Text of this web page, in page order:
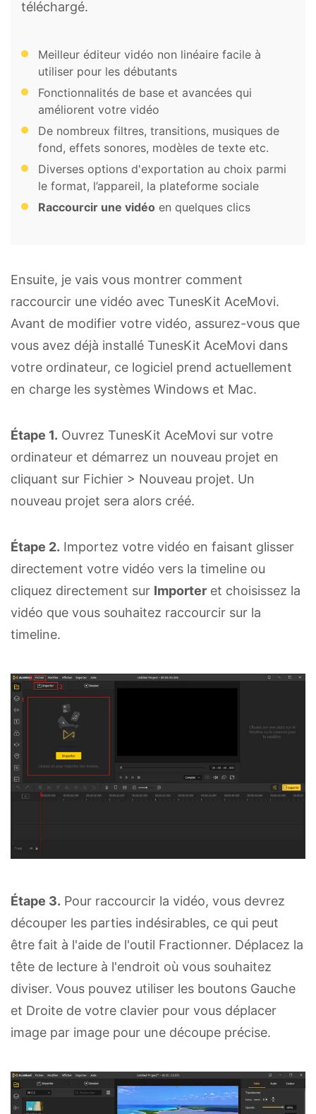
téléchargé.
Meilleur éditeur vidéo non linéaire facile à
utiliser pour les débutants
Fonctionnalités de base et avancées qui
améliorent votre vidéo
De nombreux filtres, transitions, musiques de
fond, effets sonores, modèles de texte etc.
Diverses options d'exportation au choix parmi
le format, l’appareil, la plateforme sociale
Raccourcir une vidéo en quelques clics
Ensuite, je vais vous montrer comment
raccourcir une vidéo avec TunesKit AceMovi.
Avant de modifier votre vidéo, assurez-vous que
vous avez déjà installé TunesKit AceMovi dans
votre ordinateur, ce logiciel prend actuellement
en charge les systèmes Windows et Mac.
Étape 1. Ouvrez TunesKit AceMovi sur votre
ordinateur et démarrez un nouveau projet en
cliquant sur Fichier > Nouveau projet. Un
nouveau projet sera alors créé.
Étape 2. Importez votre vidéo en faisant glisser
directement votre vidéo vers la timeline ou
cliquez directement sur Importer et choisissez la
vidéo que vous souhaitez raccourcir sur la
timeline.
Étape 3. Pour raccourcir la vidéo, vous devrez
découper les parties indésirables, ce qui peut
être fait à l'aide de l'outil Fractionner. Déplacez la
tête de lecture à l'endroit où vous souhaitez
diviser. Vous pouvez utiliser les boutons Gauche
et Droite de votre clavier pour vous déplacer
image par image pour une découpe précise.